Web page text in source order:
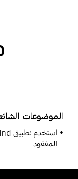
الموضوعات
المفقود